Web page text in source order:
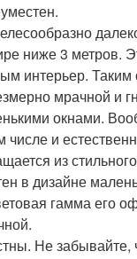
ниже 3 метров.
интерьер.
мрачной и
окнами.
и
из
в дизайне
гамма его
Не